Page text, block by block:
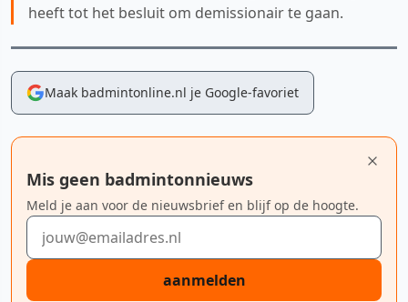
heeft tot het besluit om demissionair te gaan.
Maak badmintonline.nl je Google-favoriet
Mis geen badmintonnieuws
Meld je aan voor de nieuwsbrief en blijf op de hoogte.
E-mailadres
aanmelden